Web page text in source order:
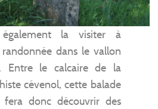
la visiter à
randonnée dans le vallon
Entre le calcaire de la
cévenol, cette balade
donc découvrir des